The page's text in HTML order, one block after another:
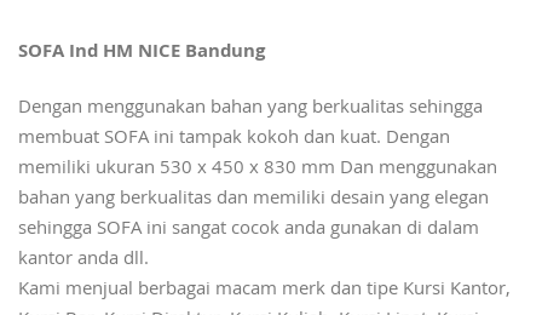
SOFA Ind HM NICE Bandung
Dengan menggunakan bahan yang berkualitas sehingga
membuat SOFA ini tampak kokoh dan kuat. Dengan
memiliki ukuran 530 x 450 x 830 mm Dan menggunakan
bahan yang berkualitas dan memiliki desain yang elegan
sehingga SOFA ini sangat cocok anda gunakan di dalam
kantor anda dll.
Kami menjual berbagai macam merk dan tipe Kursi Kantor,